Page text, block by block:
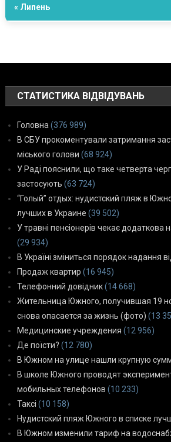
« Липень
СТАТИСТИКА ВІДВІДУВАНЬ
Головна (376 989)
В СБУ прокоментували затримання
міського голови (68 924)
У Раді пояснили, що таке четверта
застосують (63 724)
“Голый” отдых: нудистский пляж в
лучших в Украине (39 502)
У травні пенсіонерів чекає додаткова
(29 934)
В Україні зміниться порядок надання
Продаж квартир (16 945)
Телефонний довідник(14 668)
Жительница Южного, получившая 19
снова опасается за жизнь (фото) (13
Медицинские учреждения (12 956)
Де поїсти? (12 780)
В Южном на улице нашли крупную
В школе Южного проводят
мобильных телефонов (10 233)
Таксі (10 158)
Нудистский пляж Южного в списке
В Южном изменили тариф на